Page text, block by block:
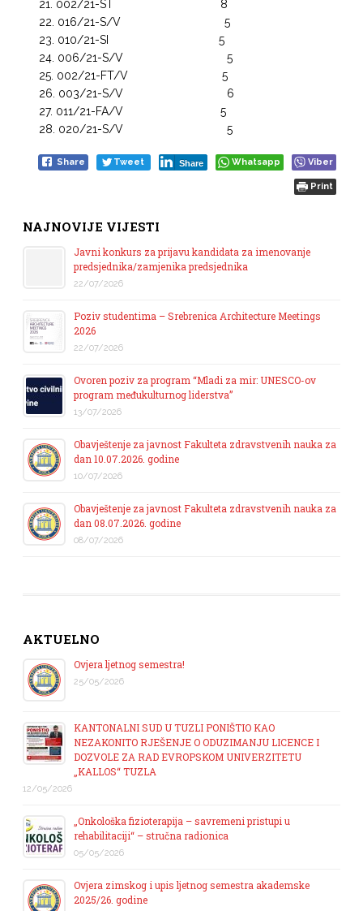
002/21-ST 8
016/21-S/V 5
010/21-SI 5
006/21-S/V 5
002/21-FT/V 5
003/21-S/V 6
011/21-FA/V 5
020/21-S/V 5
Share Tweet Share Whatsapp Viber
Print
NAJNOVIJE VIJESTI
Javni konkurs za prijavu kandidata za imenovanje
predsjednika/zamjenika predsjednika
22/07/2026
Poziv studentima – Srebrenica Architecture Meetings
2026
22/07/2026
Ovoren poziv za program “Mladi za mir: UNESCO-ov
program međukulturnog liderstva”
13/07/2026
Obavještenje za javnost Fakulteta zdravstvenih nauka za
dan 10.07.2026. godine
10/07/2026
Obavještenje za javnost Fakulteta zdravstvenih nauka za
dan 08.07.2026. godine
08/07/2026
AKTUELNO
Ovjera ljetnog semestra!
25/05/2026
KANTONALNI SUD U TUZLI PONIŠTIO KAO
NEZAKONITO RJEŠENJE O ODUZIMANJU LICENCE I
DOZVOLE ZA RAD EVROPSKOM UNIVERZITETU
„KALLOS“ TUZLA
12/05/2026
„Onkološka fizioterapija – savremeni pristupi u
rehabilitaciji“ – stručna radionica
05/05/2026
Ovjera zimskog i upis ljetnog semestra akademske
2025/26. godine